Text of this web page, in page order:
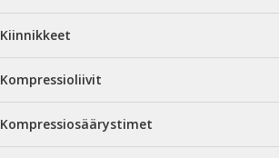
Kiinnikkeet
Kompressioliivit
Kompressiosäärystimet